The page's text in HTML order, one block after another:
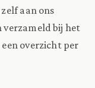
aan ons
bij het
overzicht per